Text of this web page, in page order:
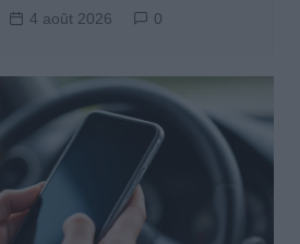
4 août 2026 0